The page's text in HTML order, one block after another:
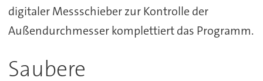
digitaler Messschieber zur Kontrolle der
Außendurchmesser komplettiert das Programm.
Saubere